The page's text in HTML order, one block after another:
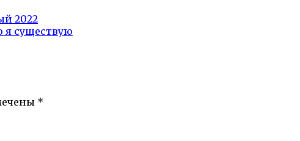
2022
я существую
*